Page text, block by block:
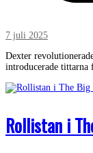
7 juli 2025
Dexter
introducerade tittarna
Rollistan i